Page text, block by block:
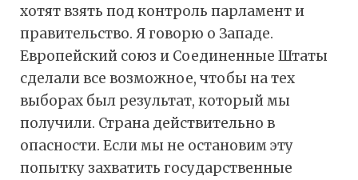
хотят взять под контроль парламент и
правительство. Я говорю о Западе.
Европейский союз и Соединенные Штаты
сделали все возможное, чтобы на тех
выборах был результат, который мы
получили. Страна действительно в
опасности. Если мы не остановим эту
попытку захватить государственные